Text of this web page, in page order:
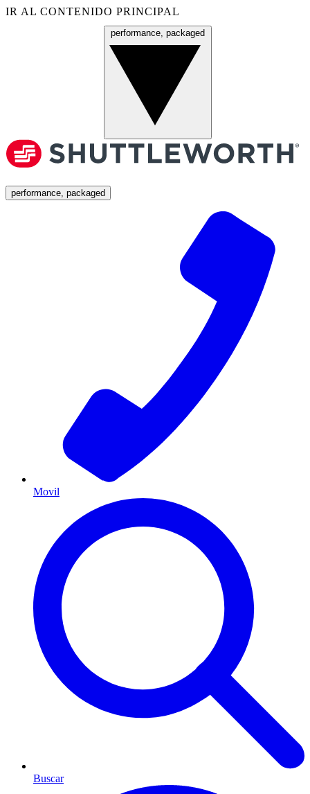
IR AL CONTENIDO PRINCIPAL
performance, packaged
performance, packaged
Movil
Buscar